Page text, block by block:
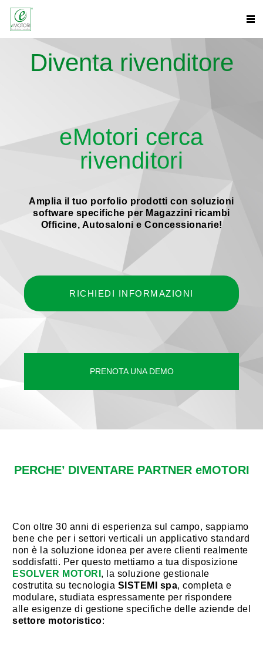
Diventa rivenditore
eMotori cerca
rivenditori
Amplia il tuo porfolio prodotti con soluzioni
software specifiche per Magazzini ricambi
Officine, Autosaloni e Concessionarie!
RICHIEDI INFORMAZIONI
PRENOTA UNA DEMO
PERCHE’ DIVENTARE PARTNER eMOTORI
Con oltre 30 anni di esperienza sul campo, sappiamo
bene che per i settori verticali un applicativo standard
non è la soluzione idonea per avere clienti realmente
soddisfatti. Per questo mettiamo a tua disposizione
ESOLVER MOTORI , la soluzione gestionale
costrutita su tecnologia SISTEMI spa, completa e
modulare, studiata espressamente per rispondere
alle esigenze di gestione specifiche delle aziende del
settore motoristico: